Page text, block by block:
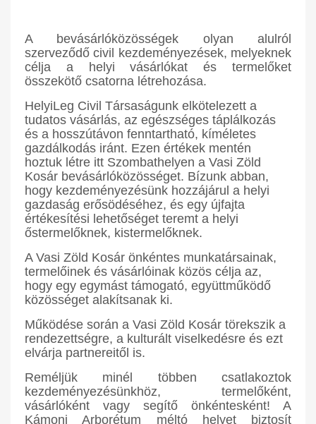
A bevásárlóközösségek olyan alulról
szerveződő civil kezdeményezések, melyeknek
célja a helyi vásárlókat és termelőket
összekötő csatorna létrehozása.
HelyiLeg Civil Társaságunk elkötelezett a
tudatos vásárlás, az egészséges táplálkozás
és a hosszútávon fenntartható, kíméletes
gazdálkodás iránt. Ezen értékek mentén
hoztuk létre itt Szombathelyen a Vasi Zöld
Kosár bevásárlóközösséget. Bízunk abban,
hogy kezdeményezésünk hozzájárul a helyi
gazdaság erősödéséhez, és egy újfajta
értékesítési lehetőséget teremt a helyi
őstermelőknek, kistermelőknek.
A Vasi Zöld Kosár önkéntes munkatársainak,
termelőinek és vásárlóinak közös célja az,
hogy egy egymást támogató, együttműködő
közösséget alakítsanak ki.
Működése során a Vasi Zöld Kosár törekszik a
rendezettségre, a kulturált viselkedésre és ezt
elvárja partnereitől is.
Reméljük minél többen csatlakoztok
kezdeményezésünkhöz, termelőként,
vásárlóként vagy segítő önkéntesként! A
Kámoni Arborétum méltó helyet biztosít